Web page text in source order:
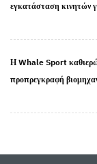
εγκατάσταση κινητών
Η Whale Sport
προπρεγκραφή